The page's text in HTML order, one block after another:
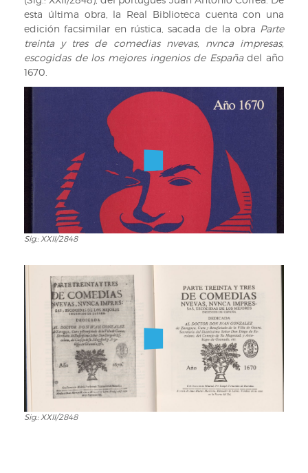
esta última obra, la Real Biblioteca cuenta con una
edición facsimilar en rústica, sacada de la obra Parte
treinta y tres de comedias nvevas, nvnca impresas,
escogidas de los mejores ingenios de Españadel año
1670.
Sig.:
Sig.: XXII/2848
Sig.:
Sig.: XXII/2848